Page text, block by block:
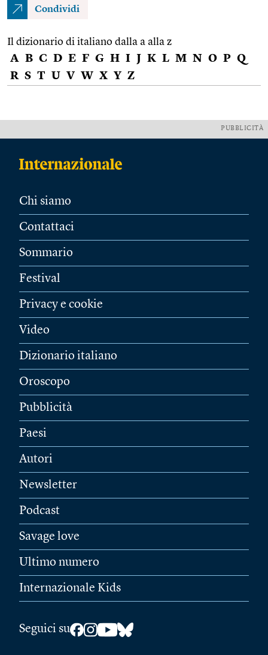
Condividi
Il dizionario di italiano dalla a alla z
A B C D E F G H I J K L M N O P Q
R S T U V W X Y Z
PUBBLICITÀ
Chi siamo
Contattaci
Sommario
Festival
Privacy e cookie
Video
Dizionario italiano
Oroscopo
Pubblicità
Paesi
Autori
Newsletter
Podcast
Savage love
Ultimo numero
Internazionale Kids
Seguici su